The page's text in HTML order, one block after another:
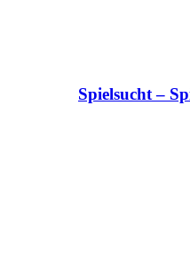
Spielsucht –